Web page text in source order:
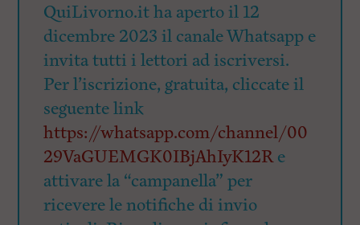
QuiLivorno.it ha aperto il 12
dicembre 2023 il canale Whatsapp e
invita tutti i lettori ad iscriversi.
Per l’iscrizione, gratuita, cliccate il
seguente link
https://whatsapp.com/channel/00
29VaGUEMGK0IBjAhIyK12Re
attivare la “campanella” per
ricevere le notifiche di invio